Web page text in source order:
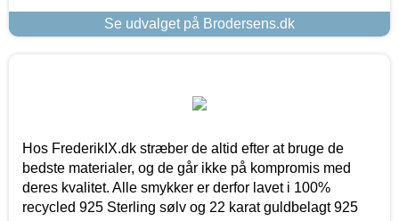
Se udvalget på Brodersens.dk
Hos FrederikIX.dk stræber de altid efter at bruge de
bedste materialer, og de går ikke på kompromis med
deres kvalitet. Alle smykker er derfor lavet i 100%
recycled 925 Sterling sølv og 22 karat guldbelagt 925